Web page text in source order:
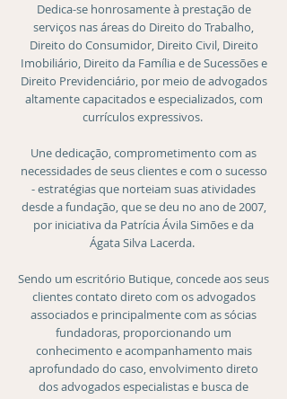
Dedica-se honrosamente à prestação de
serviços nas áreas do Direito do Trabalho,
Direito do Consumidor, Direito Civil, Direito
Imobiliário, Direito da Família e de Sucessões e
Direito Previdenciário, por meio de advogados
altamente capacitados e especializados, com
currículos expressivos.
Une dedicação, comprometimento com as
necessidades de seus clientes e com o sucesso
- estratégias que norteiam suas atividades
desde a fundação, que se deu no ano de 2007,
por iniciativa da Patrícia Ávila Simões e da
Ágata Silva Lacerda.
Sendo um escritório Butique, concede aos seus
clientes contato direto com os advogados
associados e principalmente com as sócias
fundadoras, proporcionando um
conhecimento e acompanhamento mais
aprofundado do caso, envolvimento direto
dos advogados especialistas e busca de